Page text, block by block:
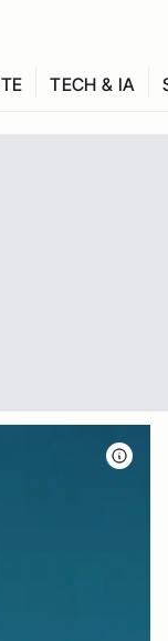
TECH & IA